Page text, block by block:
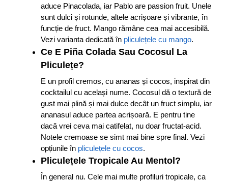
aduce Pinacolada, iar Pablo are passion fruit. Unele
sunt dulci și rotunde, altele acrișoare și vibrante, în
funcție de fruct. Mango rămâne cea mai accesibilă.
Vezi varianta dedicată în pliculețele cu mango.
Ce E Piña Colada Sau Cocosul La
Pliculețe?
E un profil cremos, cu ananas și cocos, inspirat din
cocktailul cu același nume. Cocosul dă o textură de
gust mai plină și mai dulce decât un fruct simplu, iar
ananasul aduce partea acrișoară. E pentru tine
dacă vrei ceva mai catifelat, nu doar fructat-acid.
Notele cremoase se simt mai bine spre final. Vezi
opțiunile în pliculețele cu cocos.
Pliculețele Tropicale Au Mentol?
În general nu. Cele mai multe profiluri tropicale, ca